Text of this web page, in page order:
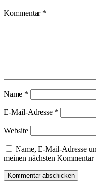
Kommentar *
Name *
E-Mail-Adresse *
Website
Name, E-Mail-Adresse
meinen nächsten Kommentar